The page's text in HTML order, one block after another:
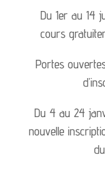
Du 1er au 14
cours
Portes
Du 4 au 24
nouvelle